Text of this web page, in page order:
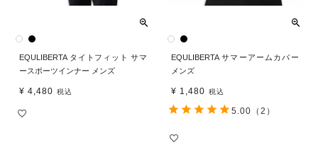
EQULIBERTA タイトフィット サマ
ースポーツインナー メンズ
¥ 4,480 税込
EQULIBERTA サマーアームカバー
メンズ
¥ 1,480 税込
5.00 （2）